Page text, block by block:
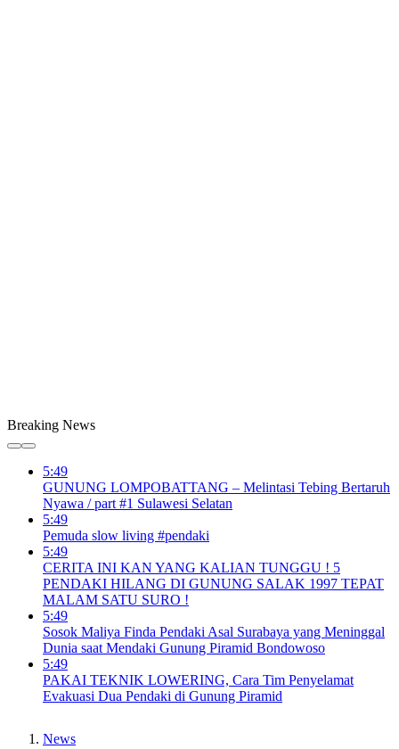
Breaking News
5:49
GUNUNG LOMPOBATTANG – Melintasi Tebing Bertaruh
Nyawa / part #1 Sulawesi Selatan
5:49
Pemuda slow living #pendaki
5:49
CERITA INI KAN YANG KALIAN TUNGGU ! 5
PENDAKI HILANG DI GUNUNG SALAK 1997 TEPAT
MALAM SATU SURO !
5:49
Sosok Maliya Finda Pendaki Asal Surabaya yang Meninggal
Dunia saat Mendaki Gunung Piramid Bondowoso
5:49
PAKAI TEKNIK LOWERING, Cara Tim Penyelamat
Evakuasi Dua Pendaki di Gunung Piramid
News